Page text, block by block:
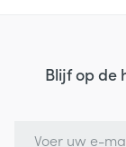
Blijf op de